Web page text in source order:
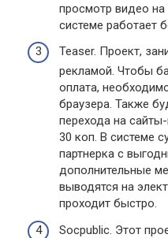
просмотр видео
системе работает
Teaser. Проект,
рекламой. Чтобы
оплата,
браузера. Также
перехода на
30 коп. В системе
партнерка с
дополнительные
выводятся на
проходит быстро.
Socpublic. Этот